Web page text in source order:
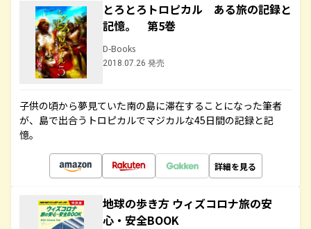
とろとろトロピカル ある旅の記録と
記憶。 第5巻
D-Books
2018.07.26 発売
子供の頃から夢見ていた南の島に滞在することになった筆者
が、島で出合うトロピカルでマジカルな45日間の記録と記
憶。
詳細を見る
地球の歩き方 ウィズコロナ旅の安
心・安全BOOK